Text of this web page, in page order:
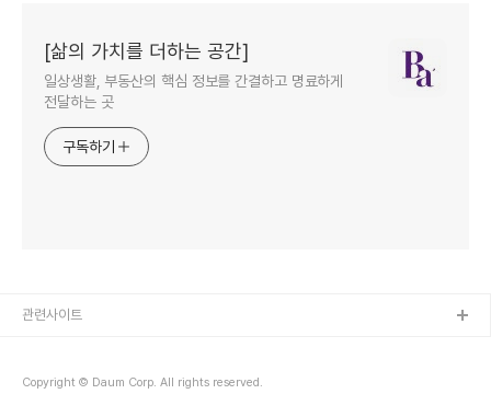
[삶의 가치를 더하는 공간]
일상생활, 부동산의 핵심 정보를 간결하고 명료하게
전달하는 곳
구독하기
Copyright © Daum Corp. All rights reserved.
관련사이트